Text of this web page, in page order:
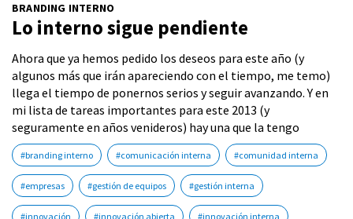
BRANDING INTERNO
Lo interno sigue pendiente
Ahora que ya hemos pedido los deseos para este año (y
algunos más que irán apareciendo con el tiempo, me temo)
llega el tiempo de ponernos serios y seguir avanzando. Y en
mi lista de tareas importantes para este 2013 (y
seguramente en años venideros) hay una que la tengo
#branding interno #comunicación interna #comunidad interna
#empresas #gestión de equipos #gestión interna
#innovación #innovación abierta #innovación interna